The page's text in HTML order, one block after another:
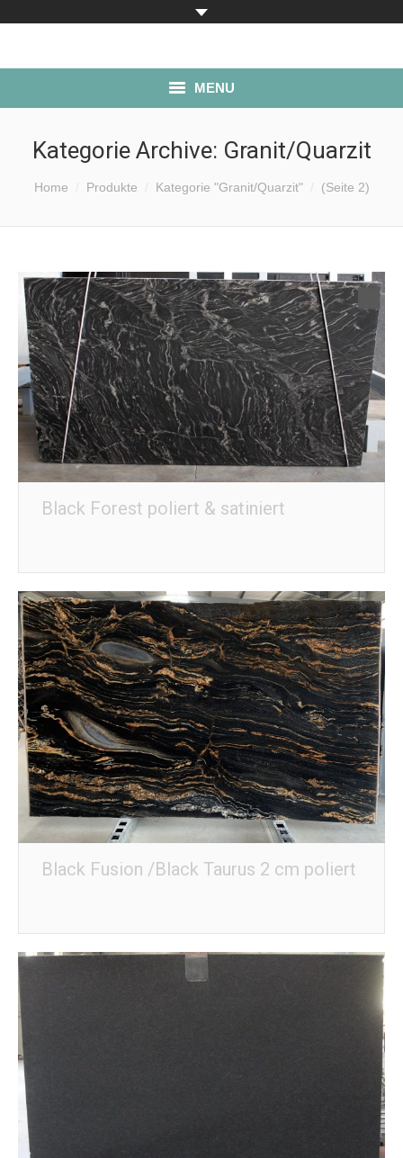
MENU
ANFAHRT
Kategorie Archive: Granit/Quarzit
Sie befinden sich hier:
Home Produkte Kategorie "Granit/Quarzit" (Seite 2)
Black Forest poliert & satiniert
Black Fusion /Black Taurus 2 cm poliert